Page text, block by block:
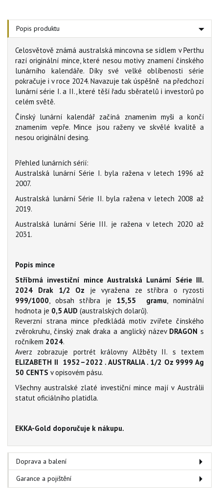
Popis produktu
Celosvětově známá australská mincovna se sídlem v Perthu
razí originální mince, které nesou motivy znamení čínského
lunárního kalendáře. Díky své velké oblíbenosti série
pokračuje i v roce 2024. Navazuje tak úspěšně na předchozí
lunární série I. a II., které těší řadu sběratelů i investorů po
celém světě.
Čínský lunární kalendář začíná znamením myši a končí
znamením vepře. Mince jsou raženy ve skvělé kvalitě a
nesou originální desing.
Přehled lunárních sérií:
Australská lunární Série I. byla ražena v letech 1996 až
2007.
Australská lunární Série II. byla ražena v letech 2008 až
2019.
Australská lunární Série III. je ražena v letech 2020 až
2031.
Popis mince
Stříbrná investiční mince Australská Lunární Série III.
2024 Drak 1/2 Oz je vyražena ze stříbra o ryzosti
999/1000 , obsah stříbra je 15,55 gramu , nominální
hodnota je 0,5 AUD (australských dolarů).
Reverzní strana mince předkládá motiv zvířete čínského
zvěrokruhu, čínský znak draka a anglický název DRAGON s
ročníkem 2024.
Averz zobrazuje portrét královny Alžběty II. s textem
ELIZABETH II 1952–2022 . AUSTRALIA . 1/2 Oz 9999 Ag
50 CENTS v opisovém pásu.
Všechny australské zlaté investiční mince mají v Austrálii
statut oficiálního platidla.
EKKA-Gold doporučuje k nákupu.
Doprava a balení
Garance a pojištění